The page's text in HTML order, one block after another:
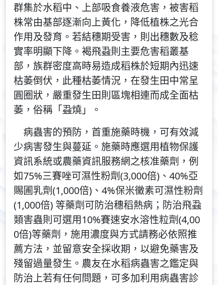
群集於水稻中、上部吸食養液危害，被害稻
株常由基部逐漸向上黃化，降低植株之光合
作用及發育。若結穗期受害，則出穗數及稔
實率明顯下降。褐飛蝨則主要危害稻叢基
部，族群密度高時易造成稻株於短期內迅速
枯萎倒伏，此種枯萎情況，在發生田中常呈
圓圈狀，嚴重發生田則區塊相連而成全面枯
萎，俗稱「蝨燒」。
病蟲害的預防，首重施藥時機，可有效減
少病害發生與蔓延。施藥時應選用植物保護
資訊系統或農藥資訊服務網之核准藥劑，例
如75%三賽唑可濕性粉劑(3,000倍)、40%亞
賜圃乳劑(1,000倍)、4%保米黴素可濕性粉劑
(1,000倍) 等藥劑可防治穗稻熱病；防治飛蝨
類害蟲則可選用10%賽速安水溶性粒劑(4,00
0倍)等藥劑，施用濃度與方式請務必依照推
薦方法，並留意安全採收期，以避免藥害及
殘留過量發生。農友在水稻病蟲害之鑑定與
防治上若有任何問題，可多加利用病蟲害診